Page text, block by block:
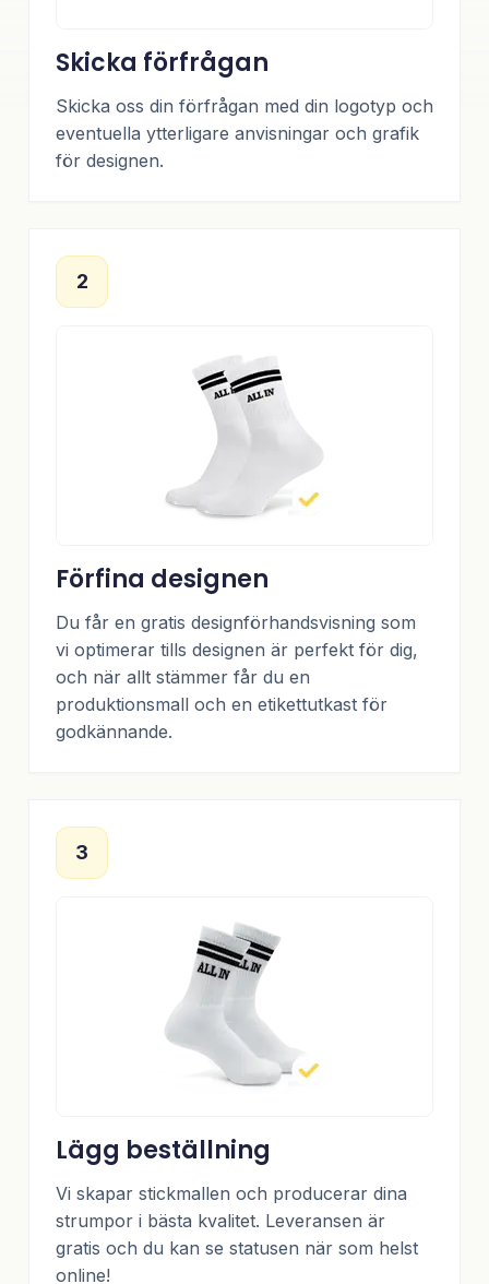
Skicka förfrågan
Skicka oss din förfrågan med din logotyp och
eventuella ytterligare anvisningar och grafik
för designen.
2
Förfina designen
Du får en gratis designförhandsvisning som
vi optimerar tills designen är perfekt för dig,
och när allt stämmer får du en
produktionsmall och en etikettutkast för
godkännande.
3
Lägg beställning
Vi skapar stickmallen och producerar dina
strumpor i bästa kvalitet. Leveransen är
gratis och du kan se statusen när som helst
online!